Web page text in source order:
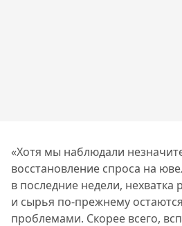
«Хотя мы наблюдали
восстановление спроса на
в последние недели, нехватка
и сырья по-прежнему
проблемами. Скорее всего,